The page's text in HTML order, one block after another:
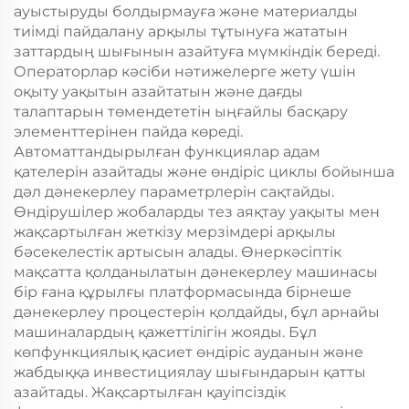
ауыстыруды болдырмауға және материалды
тиімді пайдалану арқылы тұтынуға жататын
заттардың шығынын азайтуға мүмкіндік береді.
Операторлар кәсіби нәтижелерге жету үшін
оқыту уақытын азайтатын және дағды
талаптарын төмендететін ыңғайлы басқару
элементтерінен пайда көреді.
Автоматтандырылған функциялар адам
қателерін азайтады және өндіріс циклы бойынша
дәл дәнекерлеу параметрлерін сақтайды.
Өндірушілер жобаларды тез аяқтау уақыты мен
жақсартылған жеткізу мерзімдері арқылы
бәсекелестік артысын алады. Өнеркәсіптік
мақсатта қолданылатын дәнекерлеу машинасы
бір ғана құрылғы платформасында бірнеше
дәнекерлеу процестерін қолдайды, бұл арнайы
машиналардың қажеттілігін жояды. Бұл
көпфункциялық қасиет өндіріс ауданын және
жабдыққа инвестициялау шығындарын қатты
азайтады. Жақсартылған қауіпсіздік